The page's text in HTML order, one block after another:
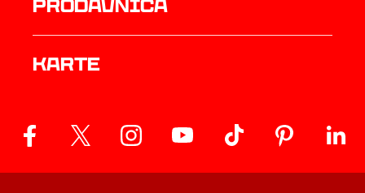
prodavnica
Karte